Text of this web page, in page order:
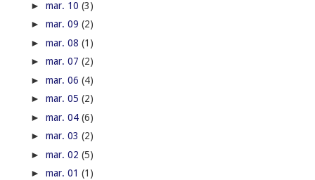
► mar. 10 (3)
► mar. 09 (2)
► mar. 08 (1)
► mar. 07 (2)
► mar. 06 (4)
► mar. 05 (2)
► mar. 04 (6)
► mar. 03 (2)
► mar. 02 (5)
► mar. 01 (1)